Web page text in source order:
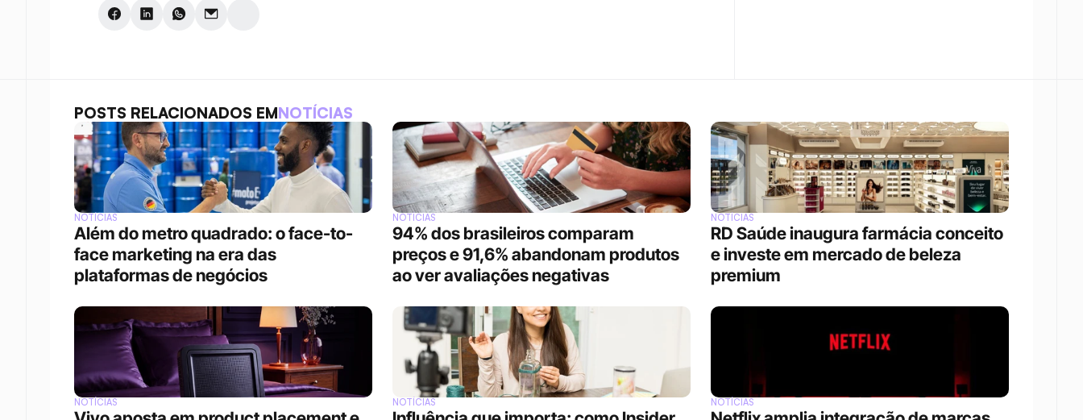
POSTS RELACIONADOS EMNOTÍCIAS
NOTÍCIAS
Além do metro quadrado: o face-to-
face marketing na era das
plataformas de negócios
NOTÍCIAS
94% dos brasileiros comparam
preços e 91,6% abandonam produtos
ao ver avaliações negativas
NOTÍCIAS
RD Saúde inaugura farmácia conceito
e investe em mercado de beleza
premium
NOTÍCIAS NOTÍCIAS NOTÍCIAS